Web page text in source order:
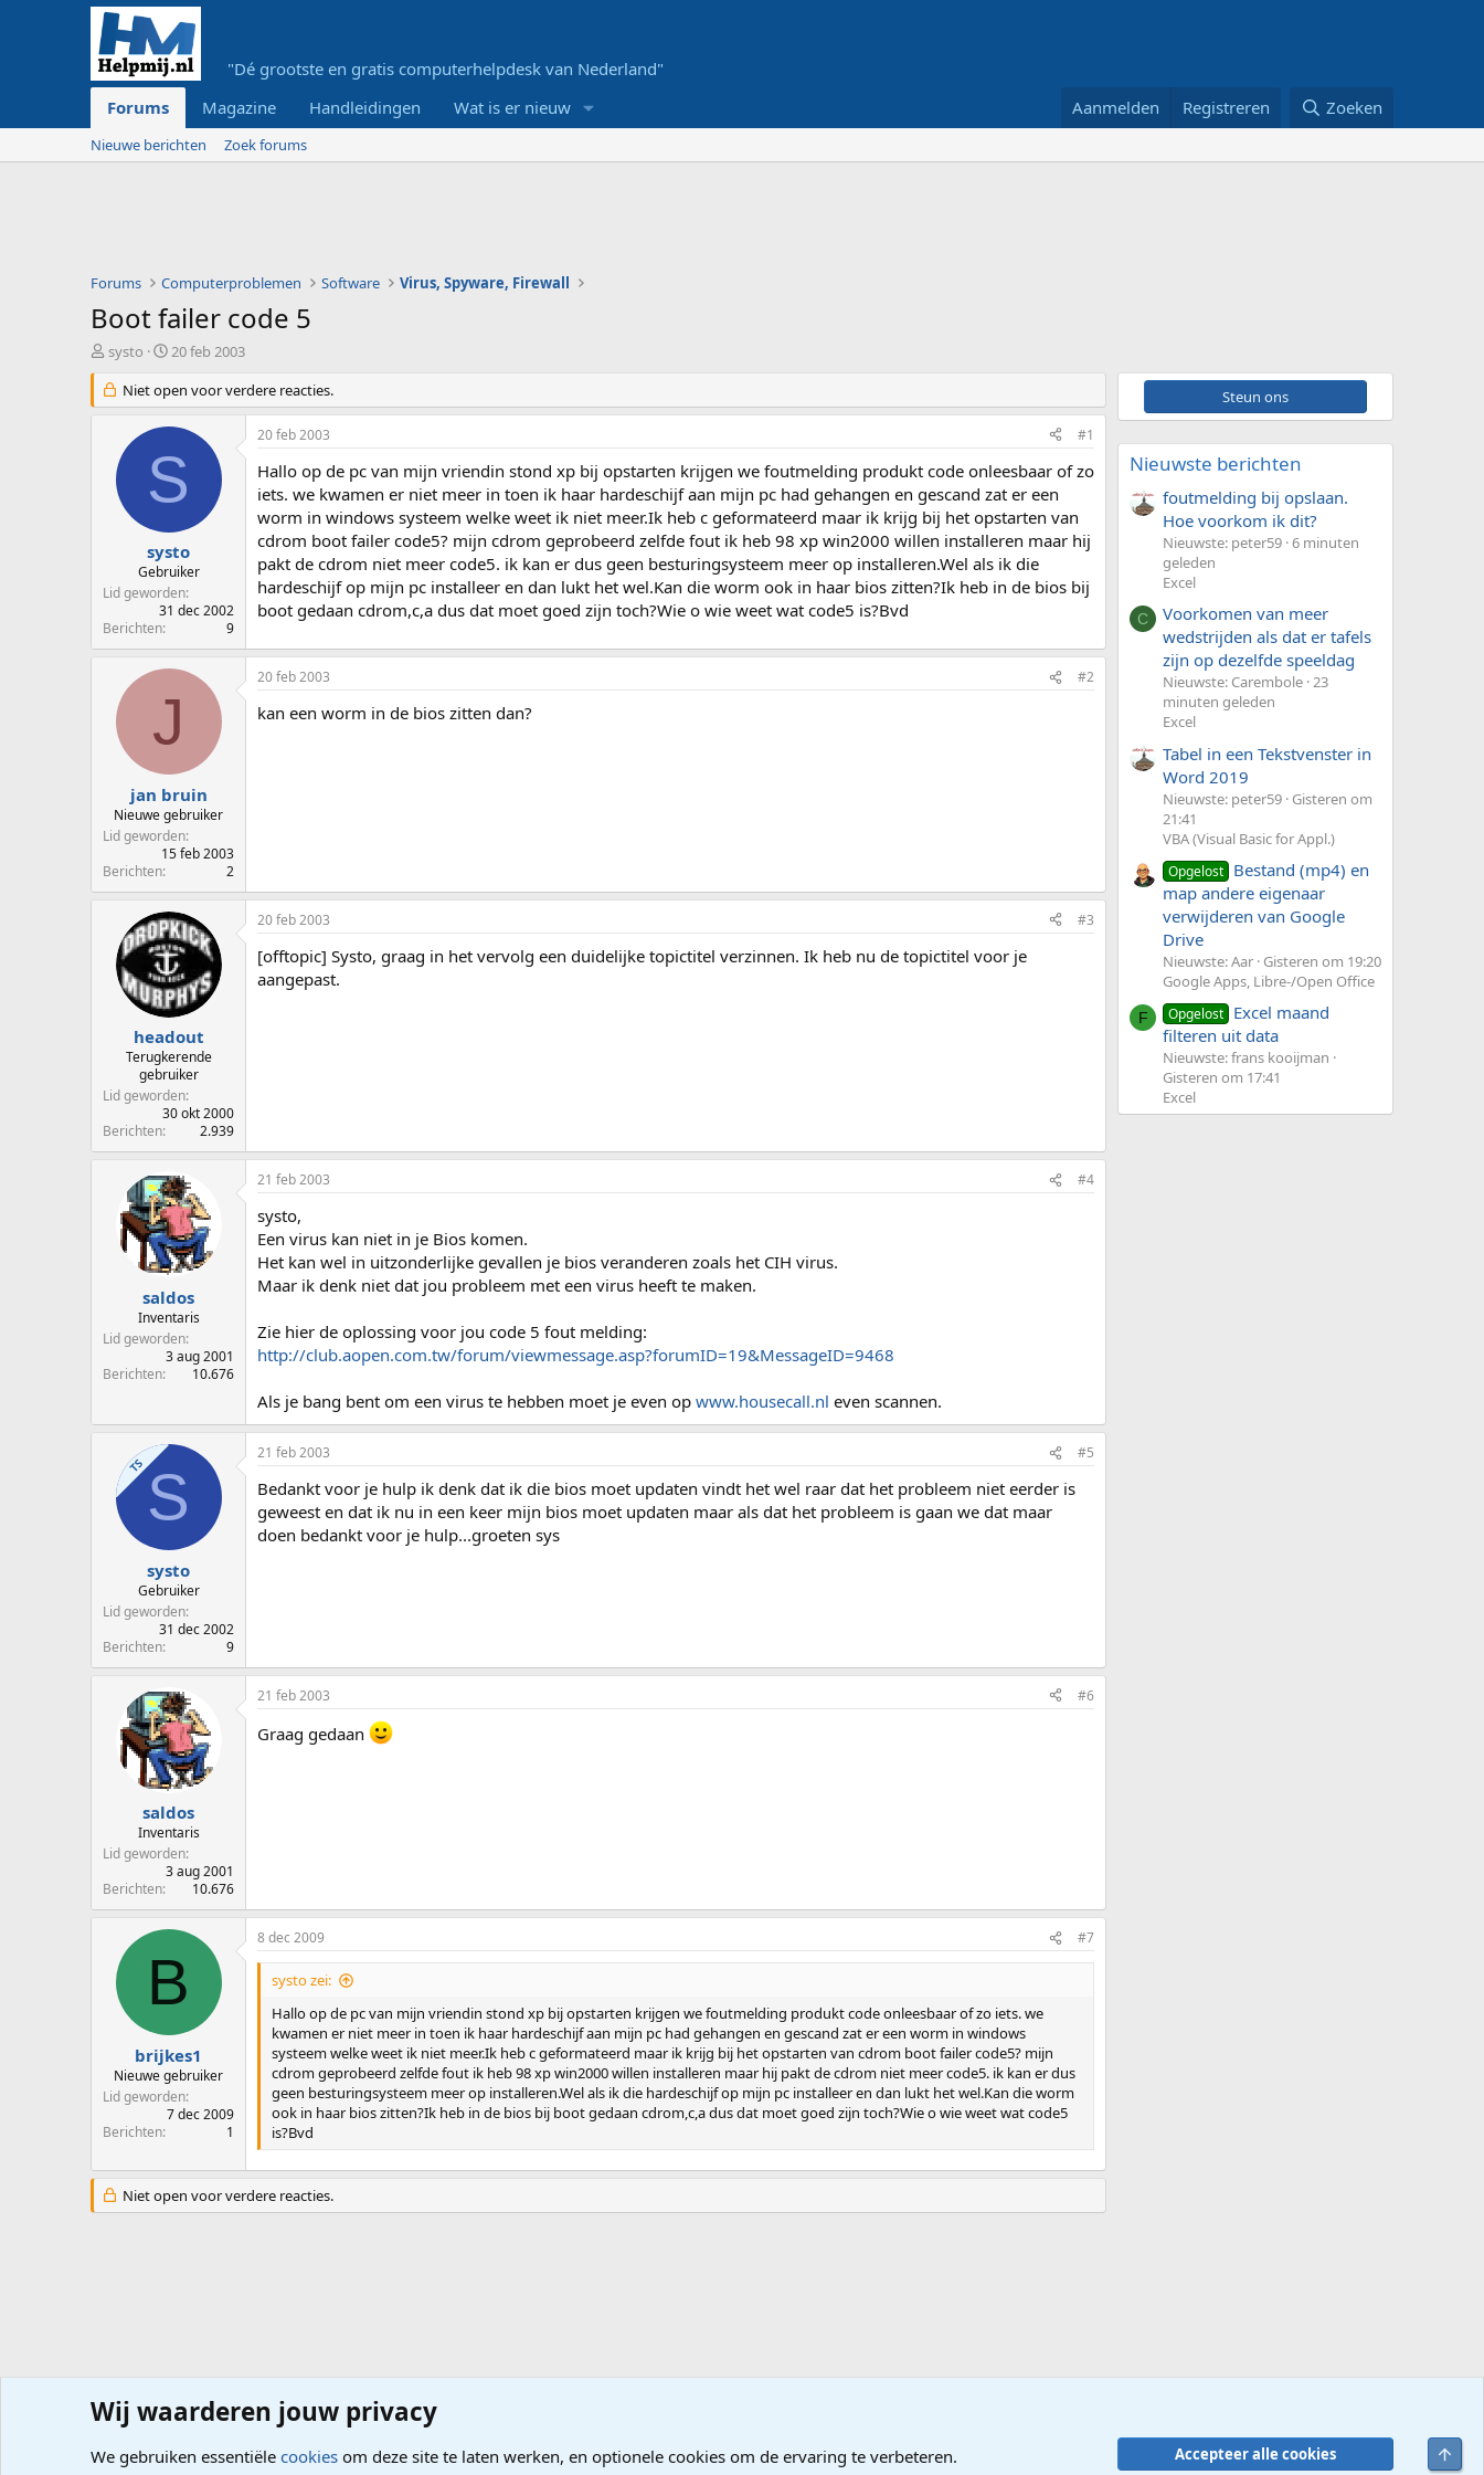
"Dé grootste en gratis computerhelpdesk van Nederland"
Forums
Magazine Handleidingen Wat is er nieuw Aanmelden Registreren Zoeken
Nieuwe berichten Zoek forums
Forums Computerproblemen Software Virus, Spyware, Firewall
Boot failer code 5
O
d
e
r
e
r
systo
S
a
r
t
a
t
u
m
20 feb 2003
Niet open voor verdere reacties.
S
systo
Gebruiker
Lid geworden
31 dec 2002
Berichten
9
20 feb 2003 #1
Hallo op de pc van mijn vriendin stond xp bij opstarten krijgen we foutmelding produkt code onleesbaar of zo
iets. we kwamen er niet meer in toen ik haar hardeschijf aan mijn pc had gehangen en gescand zat er een
worm in windows systeem welke weet ik niet meer.Ik heb c geformateerd maar ik krijg bij het opstarten van
cdrom boot failer code5? mijn cdrom geprobeerd zelfde fout ik heb 98 xp win2000 willen installeren maar hij
pakt de cdrom niet meer code5. ik kan er dus geen besturingsysteem meer op installeren.Wel als ik die
hardeschijf op mijn pc installeer en dan lukt het wel.Kan die worm ook in haar bios zitten?Ik heb in de bios bij
boot gedaan cdrom,c,a dus dat moet goed zijn toch?Wie o wie weet wat code5 is?Bvd
J
jan bruin
Nieuwe gebruiker
Lid geworden
15 feb 2003
Berichten
2
20 feb 2003 #2
kan een worm in de bios zitten dan?
headout
Terugkerende
gebruiker
Lid geworden
30 okt 2000
Berichten
2.939
20 feb 2003 #3
[offtopic] Systo, graag in het vervolg een duidelijke topictitel verzinnen. Ik heb nu de topictitel voor je
aangepast.
saldos
Inventaris
Lid geworden
3 aug 2001
Berichten
10.676
21 feb 2003 #4
systo,
Een virus kan niet in je Bios komen.
Het kan wel in uitzonderlijke gevallen je bios veranderen zoals het CIH virus.
Maar ik denk niet dat jou probleem met een virus heeft te maken.
Zie hier de oplossing voor jou code 5 fout melding:
http://club.aopen.com.tw/forum/viewmessage.asp?forumID=19&MessageID=9468
Als je bang bent om een virus te hebben moet je even op www.housecall.nl even scannen.
TSS
systo
Gebruiker
Lid geworden
31 dec 2002
Berichten
9
21 feb 2003 #5
Bedankt voor je hulp ik denk dat ik die bios moet updaten vindt het wel raar dat het probleem niet eerder is
geweest en dat ik nu in een keer mijn bios moet updaten maar als dat het probleem is gaan we dat maar
doen bedankt voor je hulp...groeten sys
saldos
Inventaris
Lid geworden
3 aug 2001
Berichten
10.676
21 feb 2003 #6
Graag gedaan
B
brijkes1
Nieuwe gebruiker
Lid geworden
7 dec 2009
Berichten
1
8 dec 2009 #7
systo zei:
Hallo op de pc van mijn vriendin stond xp bij opstarten krijgen we foutmelding produkt code onleesbaar of zo iets. we
kwamen er niet meer in toen ik haar hardeschijf aan mijn pc had gehangen en gescand zat er een worm in windows
systeem welke weet ik niet meer.Ik heb c geformateerd maar ik krijg bij het opstarten van cdrom boot failer code5? mijn
cdrom geprobeerd zelfde fout ik heb 98 xp win2000 willen installeren maar hij pakt de cdrom niet meer code5. ik kan er dus
geen besturingsysteem meer op installeren.Wel als ik die hardeschijf op mijn pc installeer en dan lukt het wel.Kan die worm
ook in haar bios zitten?Ik heb in de bios bij boot gedaan cdrom,c,a dus dat moet goed zijn toch?Wie o wie weet wat code5
is?Bvd
Niet open voor verdere reacties.
Steun ons
Nieuwste berichten
foutmelding bij opslaan.
Hoe voorkom ik dit?
Nieuwste: peter59 6 minuten
geleden
Excel
C
Voorkomen van meer
wedstrijden als dat er tafels
zijn op dezelfde speeldag
Nieuwste: Carembole 23
minuten geleden
Excel
Tabel in een Tekstvenster in
Word 2019
Nieuwste: peter59 Gisteren om
21:41
VBA (Visual Basic for Appl.)
Opgelost Bestand (mp4) en
map andere eigenaar
verwijderen van Google
Drive
Nieuwste: Aar Gisteren om 19:20
Google Apps, Libre-/Open Office
F Opgelost Excel maand
filteren uit data
Nieuwste: frans kooijman
Gisteren om 17:41
Excel
Forums Computerproblemen Software Virus, Spyware, Firewall
Wij waarderen jouw privacy
We gebruiken essentiële cookies om deze site te laten werken, en optionele cookies om de ervaring te verbeteren. Accepteer alle cookies